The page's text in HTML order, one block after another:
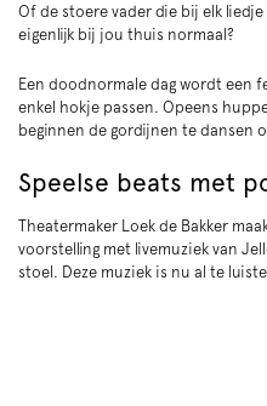
Of de stoere vader die bij elk
eigenlijk bij jou thuis normaal?
Een doodnormale dag wordt een
enkel hokje passen. Opeens
beginnen de gordijnen te dansen
Speelse beats met
Theatermaker Loek de Bakker
voorstelling met livemuziek van
stoel. Deze muziek is nu al te